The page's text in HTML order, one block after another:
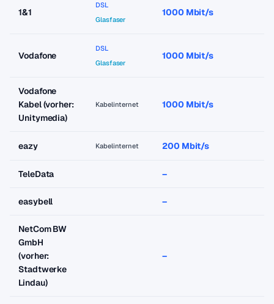
1&1
DSL
Glasfaser
1000 Mbit/s
Vodafone
DSL
Glasfaser
1000 Mbit/s
Vodafone
Kabel (vorher:
Unitymedia)
Kabelinternet 1000 Mbit/s
eazy Kabelinternet 200 Mbit/s
TeleData –
easybell –
NetCom BW
GmbH
(vorher:
Stadtwerke
Lindau)
–